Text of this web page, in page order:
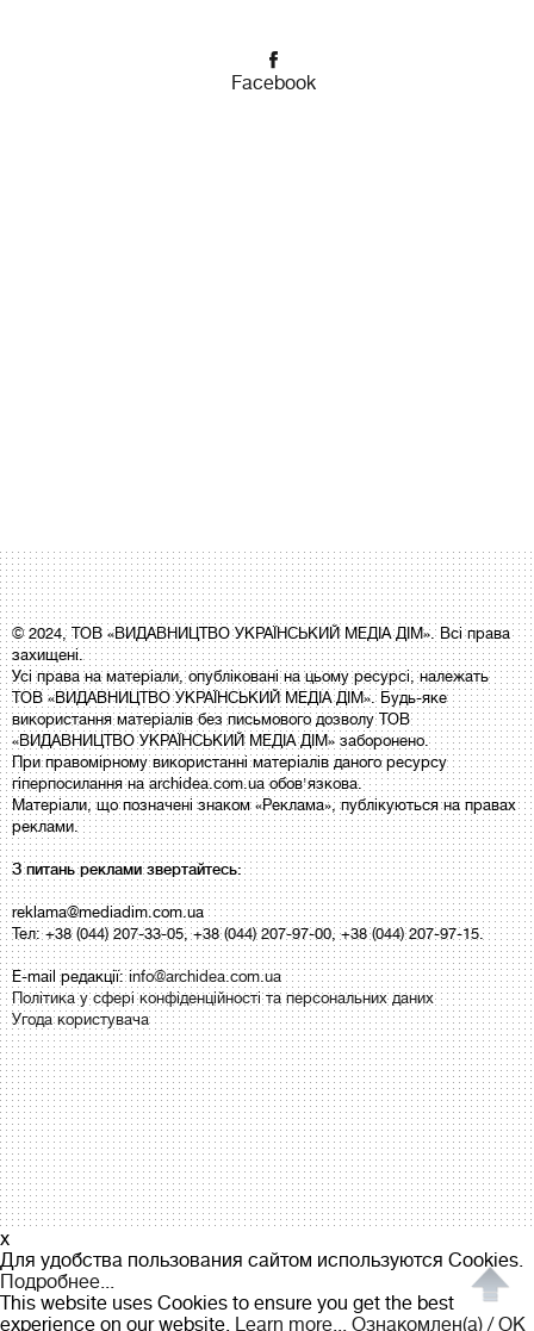
Facebook
© 2024, ТОВ «ВИДАВНИЦТВО УКРАЇНСЬКИЙ МЕДІА ДІМ». Всі права
захищені.
Усі права на матеріали, опубліковані на цьому ресурсі, належать
ТОВ «ВИДАВНИЦТВО УКРАЇНСЬКИЙ МЕДІА ДІМ». Будь-яке
використання матеріалів без письмового дозволу ТОВ
«ВИДАВНИЦТВО УКРАЇНСЬКИЙ МЕДІА ДІМ» заборонено.
При правомірному використанні матеріалів даного ресурсу
гіперпосилання на archidea.com.ua обов'язкова.
Матеріали, що позначені знаком «Реклама», публікуються на правах
реклами.
З питань реклами звертайтесь:
reklama@mediadim.com.ua
Тел: +38 (044) 207-33-05, +38 (044) 207-97-00, +38 (044) 207-97-15.
E-mail редакції:info@archidea.com.ua
Політика у сфері конфіденційності та персональних даних
Угода користувача
x
Для удобства пользования сайтом используются Cookies.
Подробнее...
This website uses Cookies to ensure you get the best
experience on our website. Learn more... Ознакомлен(а) / OK